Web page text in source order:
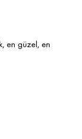
en güzel, en